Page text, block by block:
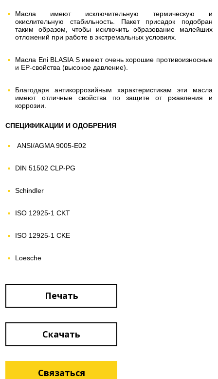
Масла имеют исключительную термическую и
окислительную стабильность. Пакет присадок подобран
таким образом, чтобы исключить образование малейших
отложений при работе в экстремальных условиях.
Масла Eni BLASIA S имеют очень хорошие противоизносные
и EP-свойства (высокое давление).
Благодаря антикоррозийным характеристикам эти масла
имеют отличные свойства по защите от ржавления и
коррозии.
СПЕЦИФИКАЦИИ И ОДОБРЕНИЯ
ANSI/AGMA 9005-E02
DIN 51502 CLP-PG
Schindler
ISO 12925-1 CKT
ISO 12925-1 CKE
Loesche
Печать
Скачать
Связаться